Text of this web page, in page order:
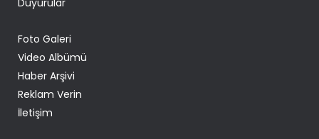
Foto Galeri
Video Albümü
Haber Arşivi
Reklam Verin
İletişim